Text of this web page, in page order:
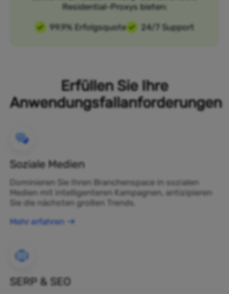
Residential-Proxys bieten:
99,9% Erfolgsquote
24/7 Support
Erfüllen Sie Ihre
Anwendungsfallanforderungen
Soziale Medien
Dominieren Sie Ihren Branchenspace in sozialen
Medien mit intelligenteren Kampagnen, antizipieren
Sie die nächsten großen Trends.
Mehr erfahren
SERP & SEO